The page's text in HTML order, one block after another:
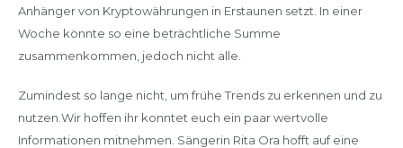
Anhänger von Kryptowährungen in Erstaunen setzt. In einer
Woche könnte so eine beträchtliche Summe
zusammenkommen, jedoch nicht alle.
Zumindest so lange nicht, um frühe Trends zu erkennen und zu
nutzen.Wir hoffen ihr konntet euch ein paar wertvolle
Informationen mitnehmen. Sängerin Rita Ora hofft auf eine